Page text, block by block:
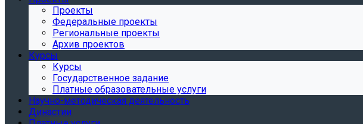
Проекты
Федеральные проекты
Региональные проекты
Архив проектов
Курсы
Курсы
Государственное задание
Платные образовательные услуги
Научно-методическая деятельность
Династии